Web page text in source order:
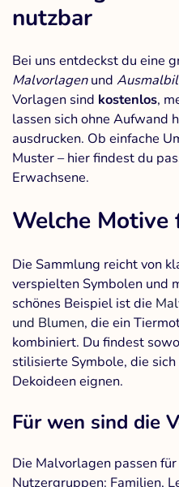
nutzbar
Bei uns entdeckst du eine
Malvorlagenund
Vorlagen sind kostenlos,
lassen sich ohne Aufwand
ausdrucken. Ob einfache
Muster – hier findest du
Erwachsene.
Welche
Die Sammlung reicht von
verspielten Symbolen und
schönes Beispiel ist die
und Blumen, die ein
kombiniert. Du findest
stilisierte Symbole, die
Dekoideen eignen.
Für wen sind die
Die Malvorlagen passen
Nutzergruppen: Familien,